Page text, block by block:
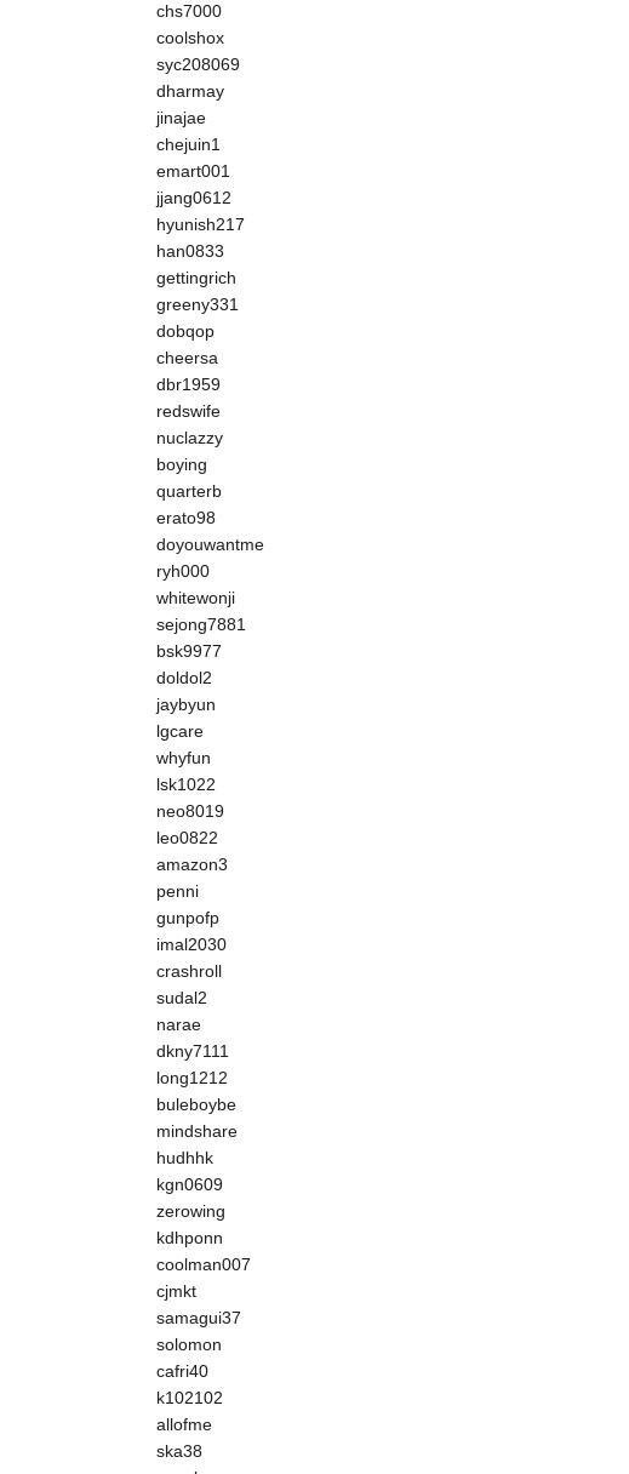
chs7000
coolshox
syc208069
dharmay
jinajae
chejuin1
emart001
jjang0612
hyunish217
han0833
gettingrich
greeny331
dobqop
cheersa
dbr1959
redswife
nuclazzy
boying
quarterb
erato98
doyouwantme
ryh000
whitewonji
sejong7881
bsk9977
doldol2
jaybyun
lgcare
whyfun
lsk1022
neo8019
leo0822
amazon3
penni
gunpofp
imal2030
crashroll
sudal2
narae
dkny7111
long1212
buleboybe
mindshare
hudhhk
kgn0609
zerowing
kdhponn
coolman007
cjmkt
samagui37
solomon
cafri40
k102102
allofme
ska38